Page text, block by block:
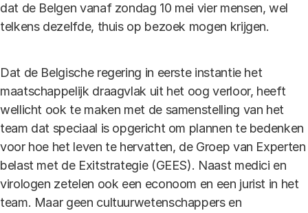
dat de Belgen vanaf zondag 10 mei vier mensen, wel
telkens dezelfde, thuis op bezoek mogen krijgen.
Dat de Belgische regering in eerste instantie het
maatschappelijk draagvlak uit het oog verloor, heeft
wellicht ook te maken met de samenstelling van het
team dat speciaal is opgericht om plannen te bedenken
voor hoe het leven te hervatten, de Groep van Experten
belast met de Exitstrategie (GEES). Naast medici en
virologen zetelen ook een econoom en een jurist in het
team. Maar geen cultuurwetenschappers en